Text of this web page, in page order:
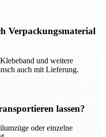
Verpackungsmaterial
und weitere
auch mit Lieferung.
lassen?
oder einzelne